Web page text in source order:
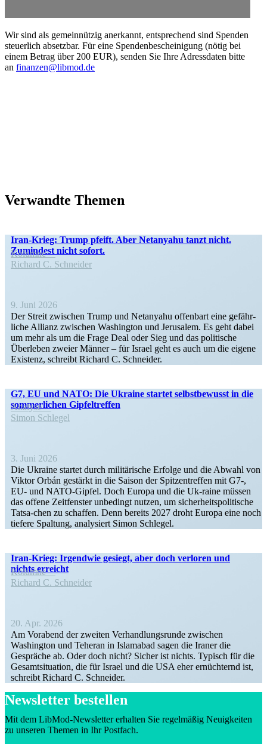
Wir sind als gemein­nützig anerkannt, entspre­chend sind Spenden
steuerlich absetzbar. Für eine Spenden­be­schei­nigung (nötig bei
einem Betrag über 200 EUR), senden Sie Ihre Adress­daten bitte
an finanzen@libmod.de
Verwandte Themen
Iran-Krieg: Trump pfeift. Aber Netanyahu tanzt nicht.
Zumindest nicht sofort.
Kolumne
Richard C. Schneider
9. Juni 2026
Der Streit zwischen Trump und Netanyahu offenbart eine gefähr­
liche Allianz zwischen Washington und Jerusalem. Es geht dabei
um mehr als um die Frage Deal oder Sieg und das politische
Überleben zweier Männer – für Israel geht es auch um die eigene
Existenz, schreibt Richard C. Schneider.
G7, EU und NATO: Die Ukraine startet selbst­be­wusst in die
sommer­lichen Gipfeltreffen
Analyse
Simon Schlegel
3. Juni 2026
Die Ukraine startet durch militä­rische Erfolge und die Abwahl von
Viktor Orbán gestärkt in die Saison der Spitzen­treffen mit G7‑,
EU- und NATO-Gipfel. Doch Europa und die Uk-raine müssen
das offene Zeitfenster unbedingt nutzen, um sicher­heits­po­li­tische
Tatsa-chen zu schaffen. Denn bereits 2027 droht Europa eine noch
tiefere Spaltung, analy­siert Simon Schlegel.
Iran-Krieg: Irgendwie gesiegt, aber doch verloren und
nichts erreicht
Kolumne
Richard C. Schneider
20. Apr. 2026
Am Vorabend der zweiten Verhand­lungs­runde zwischen
Washington und Teheran in Islamabad sagen die Iraner die
Gespräche ab. Oder doch nicht? Sicher ist nichts. Typisch für die
Gesamt­si­tuation, die für Israel und die USA eher ernüch­ternd ist,
schreibt Richard C. Schneider.
Newsletter bestellen
Mit dem LibMod-Newsletter erhalten Sie regel­mäßig Neuig­keiten
zu unseren Themen in Ihr Postfach.